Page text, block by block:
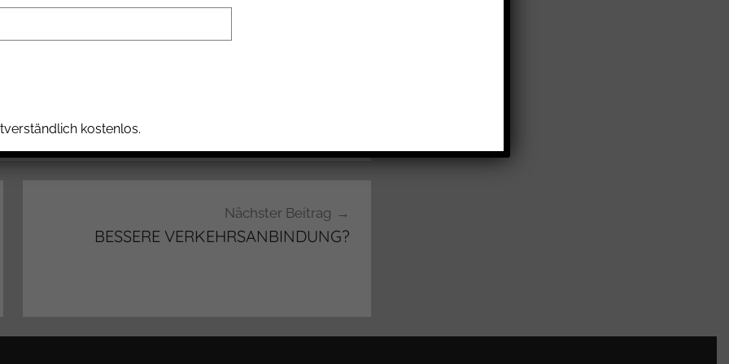
aus.
Nächster Beitrag
BESSERE VERKEHRSANBINDUNG?
kostenlos.